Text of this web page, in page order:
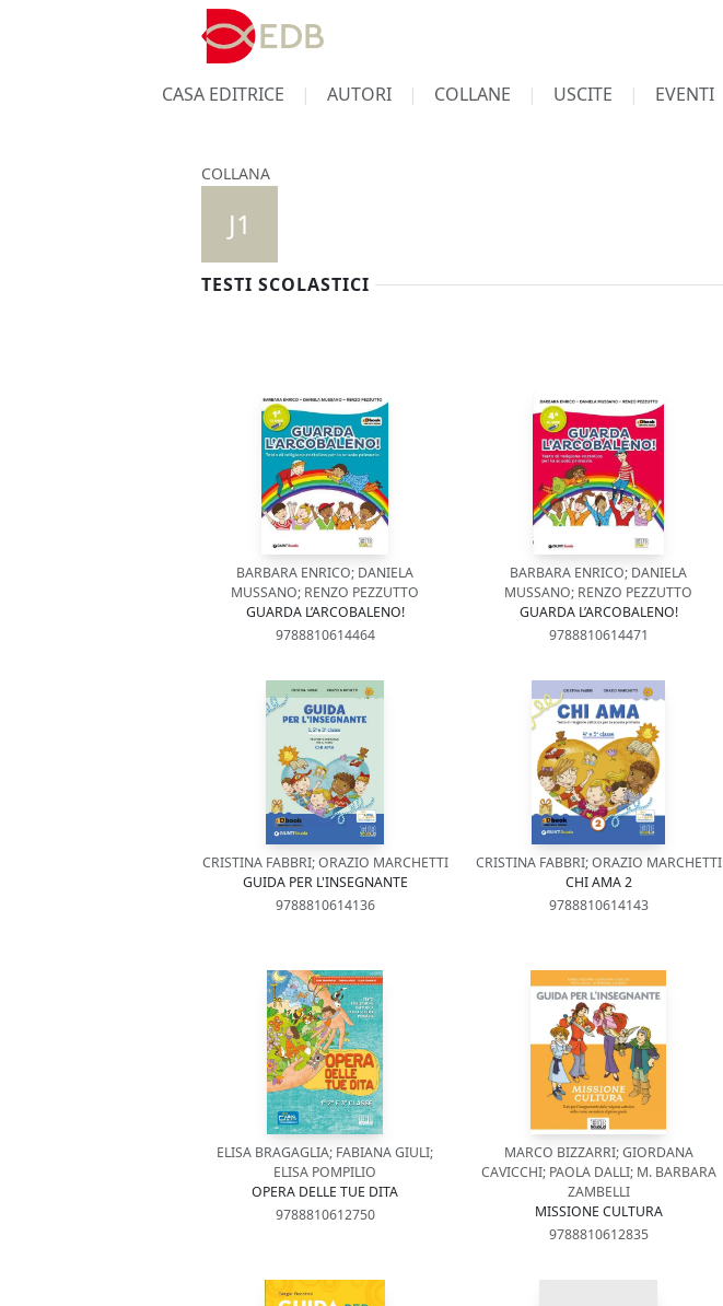
CASA EDITRICE AUTORI COLLANE USCITE EVENTI
COLLANA
J1
TESTI SCOLASTICI
BARBARA ENRICO; DANIELA
MUSSANO; RENZO PEZZUTTO
GUARDA L’ARCOBALENO!
9788810614464
BARBARA ENRICO; DANIELA
MUSSANO; RENZO PEZZUTTO
GUARDA L’ARCOBALENO!
9788810614471
CRISTINA FABBRI; ORAZIO MARCHETTI
GUIDA PER L'INSEGNANTE
9788810614136
CRISTINA FABBRI; ORAZIO MARCHETTI
CHI AMA 2
9788810614143
ELISA BRAGAGLIA; FABIANA GIULI;
ELISA POMPILIO
OPERA DELLE TUE DITA
9788810612750
MARCO BIZZARRI; GIORDANA
CAVICCHI; PAOLA DALLI; M. BARBARA
ZAMBELLI
MISSIONE CULTURA
9788810612835